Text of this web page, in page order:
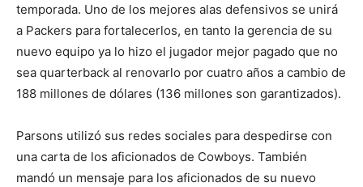
temporada. Uno de los mejores alas defensivos se unirá
a Packers para fortalecerlos, en tanto la gerencia de su
nuevo equipo ya lo hizo el jugador mejor pagado que no
sea quarterback al renovarlo por cuatro años a cambio de
188 millones de dólares (136 millones son garantizados).
Parsons utilizó sus redes sociales para despedirse con
una carta de los aficionados de Cowboys. También
mandó un mensaje para los aficionados de su nuevo